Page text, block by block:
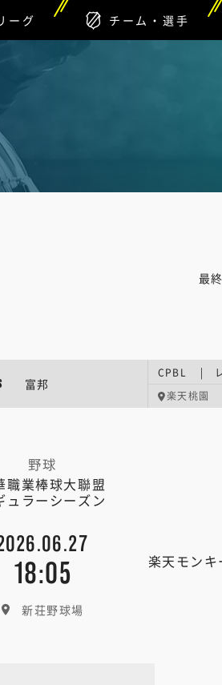
ーグ チーム・選手
最
富邦
CPBL | レ
楽天桃園
野球
職業棒球大聯盟
ュラーシーズン
18:05 楽天モンキ
新荘野球場